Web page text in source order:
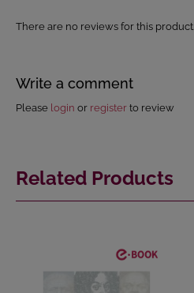
There are no reviews for this product.
Write a comment
Please login or register to review
Related Products